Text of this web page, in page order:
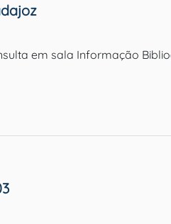
em sala Informação